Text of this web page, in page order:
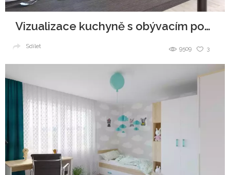
Vizualizace kuchyně s obývacím pokojem
3
9509
Sdílet